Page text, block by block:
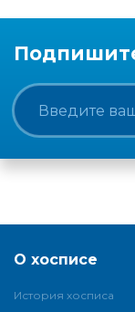
О хосписе
История хосписа